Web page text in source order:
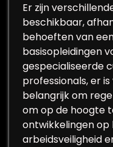
Er zijn
beschikbaar,
behoeften van
basisopleidingen
gespecialiseerde
professionals, er
belangrijk om
om op de hoogte
ontwikkelingen
arbeidsveiligheid